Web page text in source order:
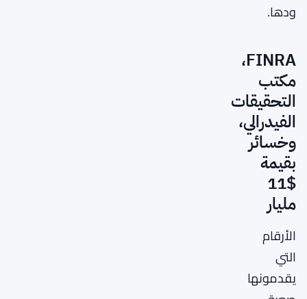
ودها.
FINRA،
مكتب
التحقيقات
الفيدرالي،
وخسائر
بقيمة
$11
مليار
الأرقام
التي
يقدمونها